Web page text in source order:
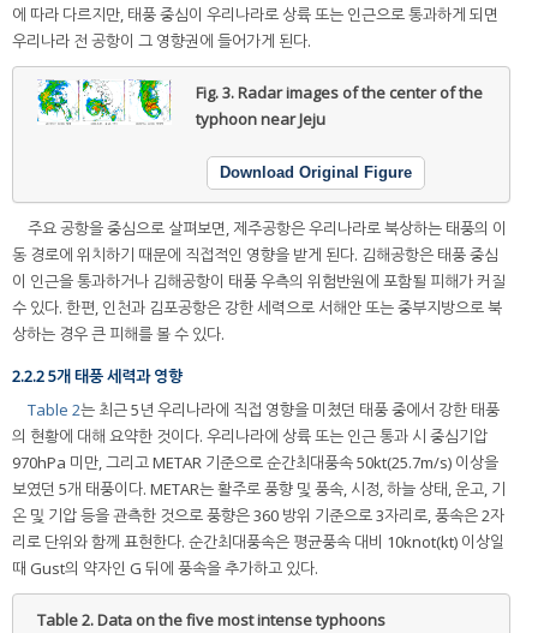
에 따라 다르지만, 태풍 중심이 우리나라로 상륙 또는 인근으로 통과하게 되면
우리나라 전 공항이 그 영향권에 들어가게 된다.
Fig. 3.Radar images of the center of the
typhoon near Jeju
Download Original Figure
주요 공항을 중심으로 살펴보면, 제주공항은 우리나라로 북상하는 태풍의 이
동 경로에 위치하기 때문에 직접적인 영향을 받게 된다. 김해공항은 태풍 중심
이 인근을 통과하거나 김해공항이 태풍 우측의 위험반원에 포함될 피해가 커질
수 있다. 한편, 인천과 김포공항은 강한 세력으로 서해안 또는 중부지방으로 북
상하는 경우 큰 피해를 볼 수 있다.
2.2.2 5개 태풍 세력과 영향
Table 2는 최근 5년 우리나라에 직접 영향을 미쳤던 태풍 중에서 강한 태풍
의 현황에 대해 요약한 것이다. 우리나라에 상륙 또는 인근 통과 시 중심기압
970hPa 미만, 그리고 METAR 기준으로 순간최대풍속 50kt(25.7m/s) 이상을
보였던 5개 태풍이다. METAR는 활주로 풍향 및 풍속, 시정, 하늘 상태, 운고, 기
온 및 기압 등을 관측한 것으로 풍향은 360 방위 기준으로 3자리로, 풍속은 2자
리로 단위와 함께 표현한다. 순간최대풍속은 평균풍속 대비 10knot(kt) 이상일
때 Gust의 약자인 G 뒤에 풍속을 추가하고 있다.
Table 2.Data on the five most intense typhoons